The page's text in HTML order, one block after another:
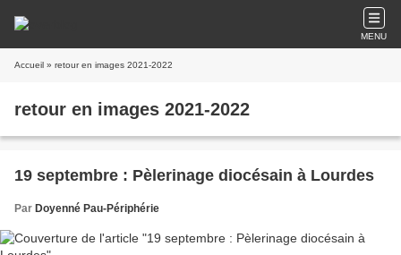
MENU
Accueil » retour en images 2021-2022
retour en images 2021-2022
19 septembre : Pèlerinage diocésain à Lourdes
Par Doyenné Pau-Périphérie